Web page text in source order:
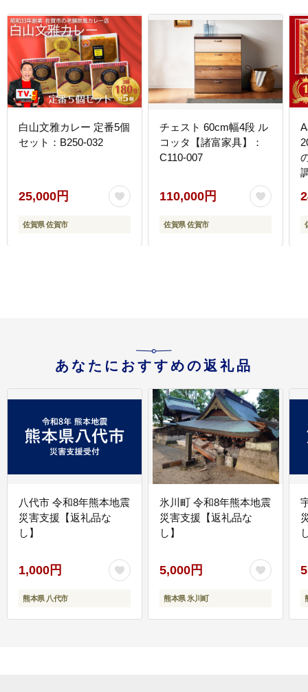
白山文雅カレー 定番5個
セット：B250-032
25,000円
佐賀県 佐賀市
チェスト 60cm幅4段 ル
コッタ【諸富家具】：
C110-007
110,000円
佐賀県 佐賀市
あなたにおすすめの返礼品
八代市 令和8年熊本地震
災害支援【返礼品な
し】
1,000円
熊本県 八代市
氷川町 令和8年熊本地震
災害支援【返礼品な
し】
5,000円
熊本県 氷川町